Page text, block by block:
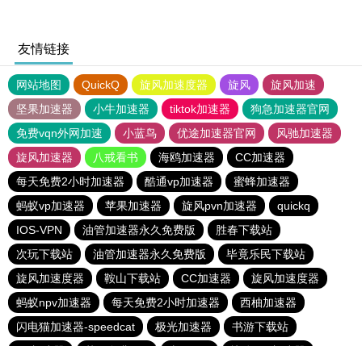
友情链接
网站地图 QuickQ 旋风加速度器 旋风
旋风加速
坚果加速器
小牛加速器 tiktok加速器
狗急加速器官网
免费vqn外网加速
小蓝鸟 优途加速器官网
风驰加速器
旋风加速器
八戒看书 海鸥加速器
CC加速器
每天免费2小时加速器
酷通vp加速器
蜜蜂加速器
蚂蚁vp加速器
苹果加速器 旋风pvn加速器
quickq
IOS-VPN
油管加速器永久免费版
胜春下载站
次玩下载站
油管加速器永久免费版
毕竟乐民下载站
旋风加速度器
鞍山下载站 CC加速器
旋风加速度器
蚂蚁npv加速器
每天免费2小时加速器
西柚加速器
闪电猫加速器-speedcat
极光加速器
书游下载站